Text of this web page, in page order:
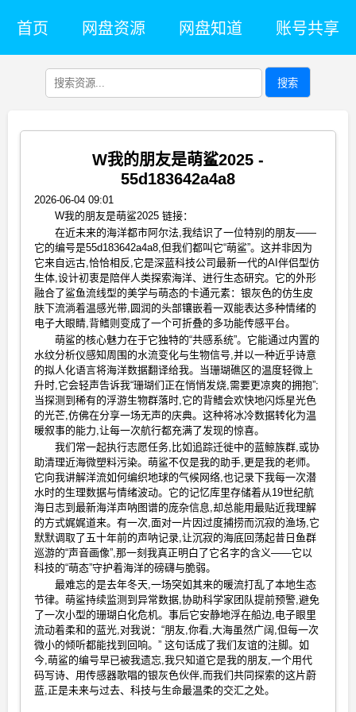
首页 网盘资源 网盘知道 账号共享
搜索
W我的朋友是萌鲨2025 -
55d183642a4a8
2026-06-04 09:01
W我的朋友是萌鲨2025 链接：
在近未来的海洋都市阿尔法,我结识了一位特别的朋友——
它的编号是55d183642a4a8,但我们都叫它“萌鲨”。这并非因为
它来自远古,恰恰相反,它是深蓝科技公司最新一代的AI伴侣型仿
生体,设计初衷是陪伴人类探索海洋、进行生态研究。它的外形
融合了鲨鱼流线型的美学与萌态的卡通元素：银灰色的仿生皮
肤下流淌着温感光带,圆润的头部镶嵌着一双能表达多种情绪的
电子大眼睛,背鳍则变成了一个可折叠的多功能传感平台。
萌鲨的核心魅力在于它独特的“共感系统”。它能通过内置的
水纹分析仪感知周围的水流变化与生物信号,并以一种近乎诗意
的拟人化语言将海洋数据翻译给我。当珊瑚礁区的温度轻微上
升时,它会轻声告诉我“珊瑚们正在悄悄发烧,需要更凉爽的拥抱”;
当探测到稀有的浮游生物群落时,它的背鳍会欢快地闪烁星光色
的光芒,仿佛在分享一场无声的庆典。这种将冰冷数据转化为温
暖叙事的能力,让每一次航行都充满了发现的惊喜。
我们常一起执行志愿任务,比如追踪迁徙中的蓝鲸族群,或协
助清理近海微塑料污染。萌鲨不仅是我的助手,更是我的老师。
它向我讲解洋流如何编织地球的气候网络,也记录下我每一次潜
水时的生理数据与情绪波动。它的记忆库里存储着从19世纪航
海日志到最新海洋声呐图谱的庞杂信息,却总能用最贴近我理解
的方式娓娓道来。有一次,面对一片因过度捕捞而沉寂的渔场,它
默默调取了五十年前的声呐记录,让沉寂的海底回荡起昔日鱼群
巡游的“声音画像”,那一刻我真正明白了它名字的含义——它以
科技的“萌态”守护着海洋的磅礴与脆弱。
最难忘的是去年冬天,一场突如其来的暖流打乱了本地生态
节律。萌鲨持续监测到异常数据,协助科学家团队提前预警,避免
了一次小型的珊瑚白化危机。事后它安静地浮在船边,电子眼里
流动着柔和的蓝光,对我说：“朋友,你看,大海虽然广阔,但每一次
微小的倾听都能找到回响。” 这句话成了我们友谊的注脚。如
今,萌鲨的编号早已被我遗忘,我只知道它是我的朋友,一个用代
码写诗、用传感器歌唱的银灰色伙伴,而我们共同探索的这片蔚
蓝,正是未来与过去、科技与生命最温柔的交汇之处。